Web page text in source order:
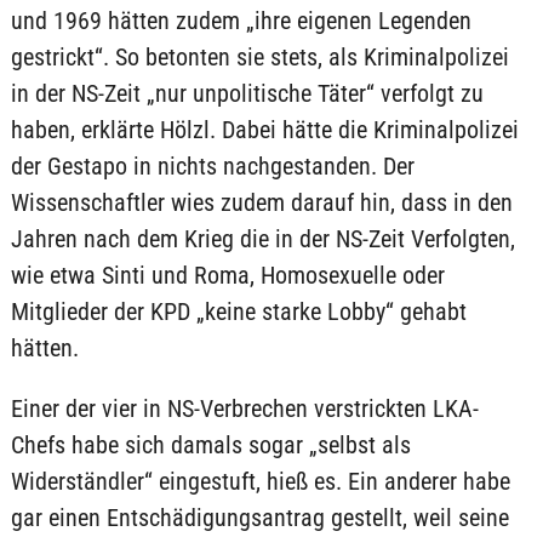
und 1969 hätten zudem „ihre eigenen Legenden
gestrickt“. So betonten sie stets, als Kriminalpolizei
in der NS-Zeit „nur unpolitische Täter“ verfolgt zu
haben, erklärte Hölzl. Dabei hätte die Kriminalpolizei
der Gestapo in nichts nachgestanden. Der
Wissenschaftler wies zudem darauf hin, dass in den
Jahren nach dem Krieg die in der NS-Zeit Verfolgten,
wie etwa Sinti und Roma, Homosexuelle oder
Mitglieder der KPD „keine starke Lobby“ gehabt
hätten.
Einer der vier in NS-Verbrechen verstrickten LKA-
Chefs habe sich damals sogar „selbst als
Widerständler“ eingestuft, hieß es. Ein anderer habe
gar einen Entschädigungsantrag gestellt, weil seine